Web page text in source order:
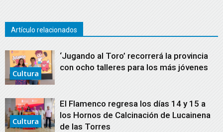
Artículo relacionados
Cultura
‘Jugando al Toro’ recorrerá la provincia
con ocho talleres para los más jóvenes
Cultura
El Flamenco regresa los días 14 y 15 a
los Hornos de Calcinación de Lucainena
de las Torres